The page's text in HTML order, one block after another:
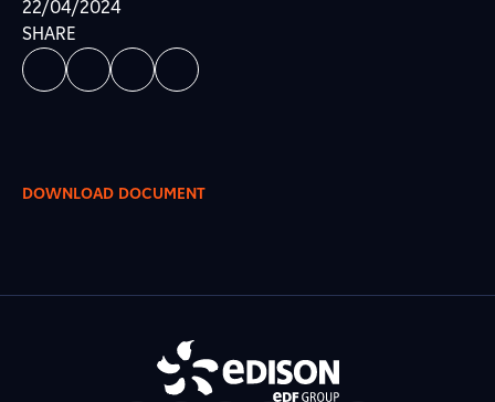
22/04/2024
SHARE
DOWNLOAD DOCUMENT